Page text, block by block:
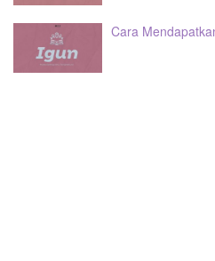
Cara